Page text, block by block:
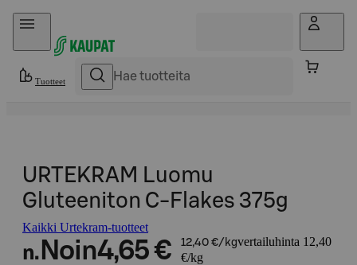
Hyppää sisältöön
Tuotteet
URTEKRAM Luomu
Gluteeniton C-Flakes 375g
Kaikki Urtekram-tuotteet
n. Noin4,65 € 12,40 €/kgvertailuhinta 12,40
€/kg